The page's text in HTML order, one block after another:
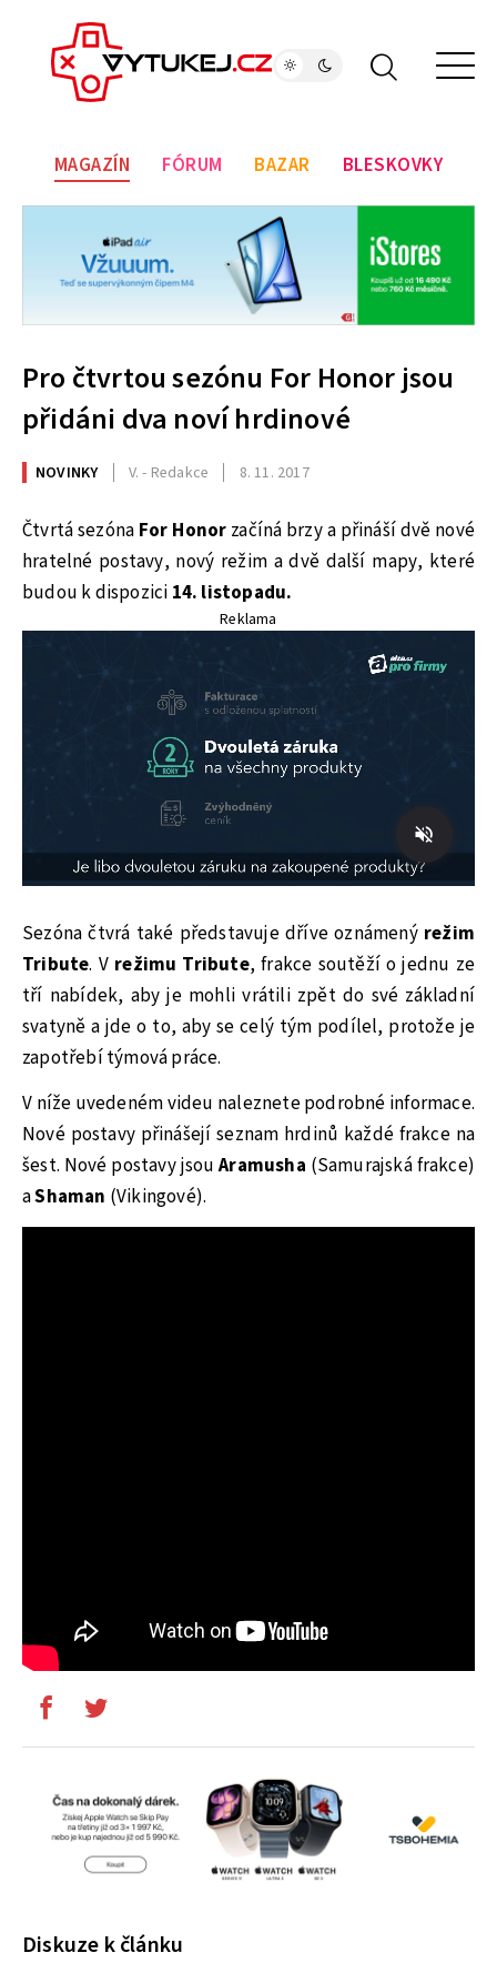
MAGAZÍN FÓRUM BAZAR BLESKOVKY
Pro čtvrtou sezónu For Honor jsou
přidáni dva noví hrdinové
NOVINKY V. - Redakce 8. 11. 2017
Čtvrtá sezóna For Honor začíná brzy a přináší dvě nové
hratelné postavy, nový režim a dvě další mapy, které
budou k dispozici 14. listopadu.
Reklama
Sezóna čtvrá také představuje dříve oznámenýrežim
Tribute. V režimu Tribute, frakce soutěží o jednu ze
tří nabídek, aby je mohli vrátili zpět do své základní
svatyně a jde o to, aby se celý tým podílel, protože je
zapotřebí týmová práce.
V níže uvedeném videu naleznete podrobné informace.
Nové postavy přinášejí seznam hrdinů každé frakce na
šest. Nové postavy jsouAramusha (Samurajská frakce)
aShaman (Vikingové).
Diskuze k článku